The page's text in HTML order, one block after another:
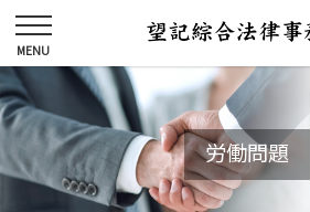
労働問題